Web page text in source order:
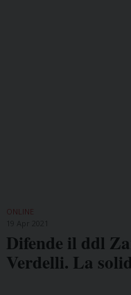
ONLINE
Difende il ddl
Verdelli. La